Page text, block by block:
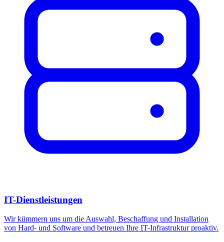
IT-Dienstleistungen
Wir kümmern uns um die Auswahl, Beschaffung und Installation
von Hard- und Software und betreuen Ihre IT-Infrastruktur proaktiv.